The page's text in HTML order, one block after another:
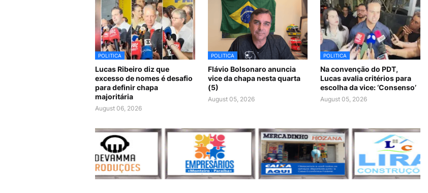
POLITICA
Lucas Ribeiro diz que
excesso de nomes é desafio
para definir chapa
majoritária
August 06, 2026
POLITICA
Flávio Bolsonaro anuncia
vice da chapa nesta quarta
(5)
August 05, 2026
POLITICA
Na convenção do PDT,
Lucas avalia critérios para
escolha da vice: ‘Consenso’
August 05, 2026